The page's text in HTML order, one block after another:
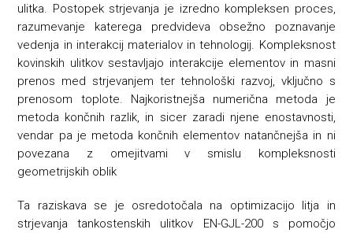
ulitka. Postopek strjevanja je izredno kompleksen proces,
razumevanje katerega predvideva obsežno poznavanje
vedenja in interakcij materialov in tehnologij. Kompleksnost
kovinskih ulitkov sestavljajo interakcije elementov in masni
prenos med strjevanjem ter tehnološki razvoj, vključno s
prenosom toplote. Najkoristnejša numerična metoda je
metoda končnih razlik, in sicer zaradi njene enostavnosti,
vendar pa je metoda končnih elementov natančnejša in ni
povezana z omejitvami v smislu kompleksnosti
geometrijskih oblik
Ta raziskava se je osredotočala na optimizacijo litja in
strjevanja tankostenskih ulitkov EN-GJL-200 s pomočjo